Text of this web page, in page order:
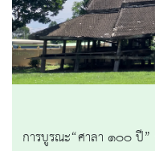
การบูรณะ“ศาลา ๑๐๐ ปี”